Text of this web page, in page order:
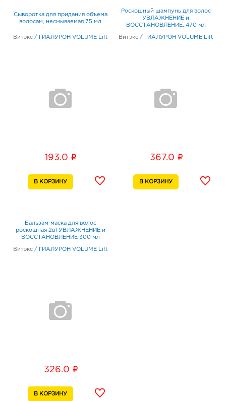
Сыворотка для придания объема
волосам, несмываемая 75 мл
Витэкс / ГИАЛУРОН VOLUME Lift
193.0 i
Роскошный шампунь для волос
УВЛАЖНЕНИЕ и
ВОССТАНОВЛЕНИЕ, 470 мл
Витэкс / ГИАЛУРОН VOLUME Lift
367.0 i
Бальзам-маска для волос
роскошная 2в1 УВЛАЖНЕНИЕ и
ВОССТАНОВЛЕНИЕ 300 мл
Витэкс / ГИАЛУРОН VOLUME Lift
326.0 i